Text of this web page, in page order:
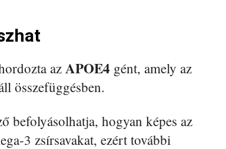
az APOE4 gént, amely az
összefüggésben.
befolyásolhatja, hogyan képes az
3 zsírsavakat, ezért további